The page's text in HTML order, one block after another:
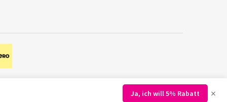
Regionsflorist.de
Ja, ich will 5% Rabatt ×